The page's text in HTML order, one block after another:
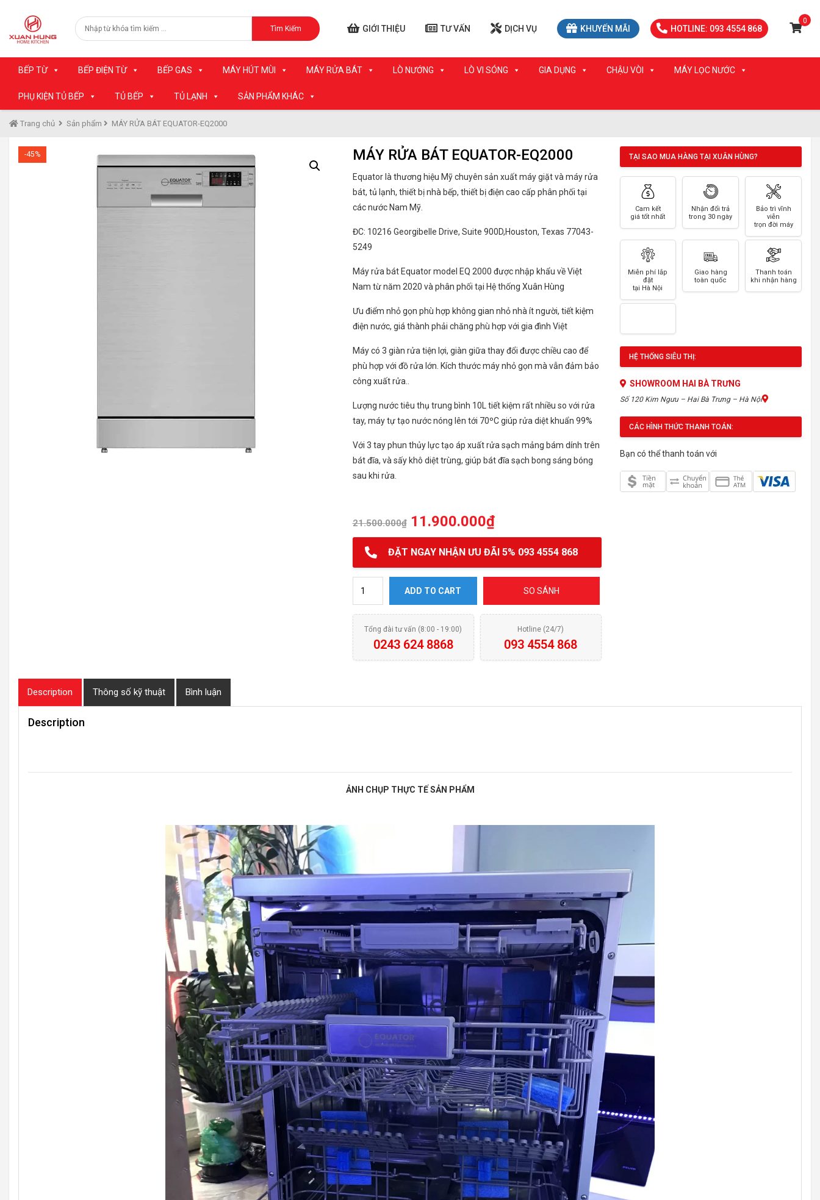
Tìm Kiếm GIỚI THIỆU TƯ VẤN DỊCH VỤ KHUYẾN MÃI HOTLINE: 093 4554 868
0
BẾP TỪ BẾP ĐIỆN TỪ BẾP GAS MÁY HÚT MÙI MÁY RỬA BÁT LÒ NƯỚNG LÒ VI SÓNG GIA DỤNG CHẬU VÒI MÁY LỌC NƯỚC
PHỤ KIỆN TỦ BẾP TỦ BẾP TỦ LẠNH SẢN PHẨM KHÁC
Trang chủ Sản phẩm MÁY RỬA BÁT EQUATOR-EQ2000
-45% MÁY RỬA BÁT EQUATOR-EQ2000
Equator là thương hiệu Mỹ chuyên sản xuất máy giặt và máy rửa
bát, tủ lạnh, thiết bị nhà bếp, thiết bị điện cao cấp phân phối tại
các nước Nam Mỹ.
ĐC: 10216 Georgibelle Drive, Suite 900D,Houston, Texas 77043-
5249
Máy rửa bát Equator model EQ 2000 được nhập khẩu về Việt
Nam từ năm 2020 và phân phối tại Hệ thống Xuân Hùng
Ưu điểm nhỏ gọn phù hợp không gian nhỏ nhà ít người, tiết kiệm
điện nước, giá thành phải chăng phù hợp với gia đình Việt
Máy có 3 giàn rửa tiện lợi, giàn giữa thay đổi được chiều cao để
phù hợp với đồ rửa lớn. Kích thước máy nhỏ gọn mà vẫn đảm bảo
công xuất rửa..
Lượng nước tiêu thụ trung bình 10L tiết kiệm rất nhiều so với rửa
tay, máy tự tạo nước nóng lên tới 70ºC giúp rửa diệt khuẩn 99%
Với 3 tay phun thủy lực tạo áp xuất rửa sạch mảng bám dính trên
bát đĩa, và sấy khô diệt trùng, giúp bát đĩa sạch bong sáng bóng
sau khi rửa.
21.500.000₫ 11.900.000₫
ĐẶT NGAY NHẬN ƯU ĐÃI 5% 093 4554 868
ADD TO CART SO SÁNH
Tổng đài tư vấn (8:00 - 19:00)
0243 624 8868
Hotline (24/7)
093 4554 868
TẠI SAO MUA HÀNG TẠI XUÂN HÙNG?
Cam kết
giá tốt nhất
Nhận đổi trả
trong 30 ngày
Bảo trì vĩnh
viễn
trọn đời máy
Miễn phí lắp
đặt
tại Hà Nội
Giao hàng
toàn quốc
Thanh toán
khi nhận hàng
HỆ THỐNG SIÊU THỊ:
SHOWROOM HAI BÀ TRƯNG
Số 120 Kim Ngưu – Hai Bà Trưng – Hà Nội
CÁC HÌNH THỨC THANH TOÁN:
Bạn có thể thanh toán với
Description Thông số kỹ thuật Bình luận
Description
ẢNH CHỤP THỰC TẾ SẢN PHẨM